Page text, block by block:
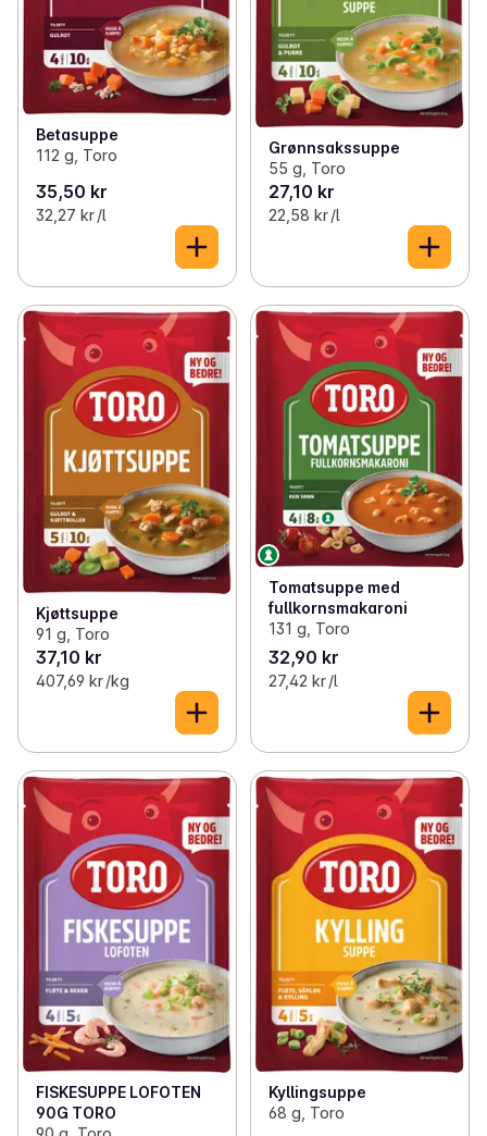
Betasuppe
112 g, Toro
35,50 kr
32,27 kr /l
Grønnsakssuppe
55 g, Toro
27,10 kr
22,58 kr /l
Kjøttsuppe
91 g, Toro
37,10 kr
407,69 kr /kg
Tomatsuppe med
fullkornsmakaroni
131 g, Toro
32,90 kr
27,42 kr /l
FISKESUPPE LOFOTEN
90G TORO
Kyllingsuppe
68 g, Toro